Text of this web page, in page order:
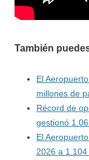
También
El
millones de
Récord de
gestionó
El
2026 a